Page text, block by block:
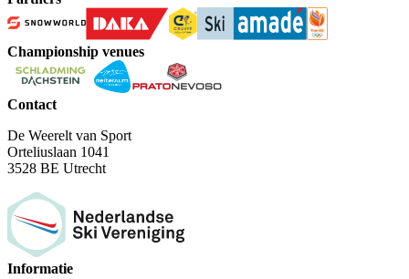
Championship venues
Contact
De Weerelt van Sport
Orteliuslaan 1041
3528 BE Utrecht
Informatie